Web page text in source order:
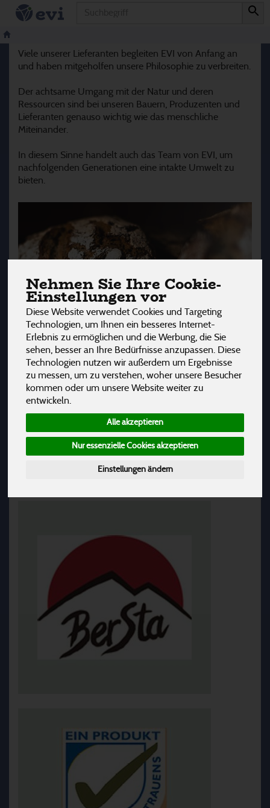
Nehmen Sie Ihre Cookie-
Einstellungen vor
Diese Website verwendet Cookies und Targeting
Technologien, um Ihnen ein besseres Internet-
Erlebnis zu ermöglichen und die Werbung, die Sie
sehen, besser an Ihre Bedürfnisse anzupassen. Diese
Technologien nutzen wir außerdem um Ergebnisse
zu messen, um zu verstehen, woher unsere Besucher
kommen oder um unsere Website weiter zu
entwickeln.
Alle akzeptieren
Nur essenzielle Cookies akzeptieren
Einstellungen ändern
Unsere Lieferanten
Viele unserer Lieferanten begleiten EVI von Anfang an
und haben mitgeholfen unsere Philosophie zu verbreiten.
Der achtsame Umgang mit der Natur und deren
Ressourcen sind bei unseren Bauern, Produzenten und
Lieferanten genauso wichtig wie das menschliche
Miteinander.
In diesem Sinne handelt auch das Team von EVI, um
nachfolgenden Generationen eine intakte Umwelt zu
bieten.
Biologische Lebensmittel aller Art und der damit
einhergehende achtsame Umgang haben obersten
Stellenwert bei all unseren Bauern und Produzenten.